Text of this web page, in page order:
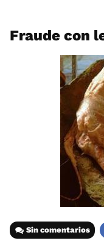
Fraude con
Sin comentarios